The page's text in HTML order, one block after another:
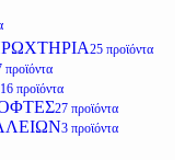
25 προϊόντα
προϊόντα
16 προϊόντα
27 προϊόντα
3 προϊόντα